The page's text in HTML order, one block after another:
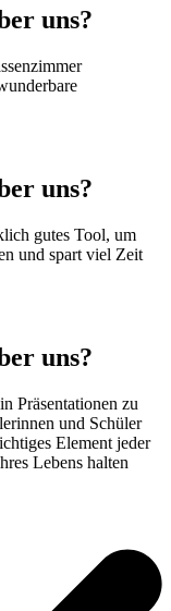
uns?
uns?
gutes Tool, um
und spart viel Zeit
uns?
Präsentationen zu
und Schüler
Element jeder
Lebens halten